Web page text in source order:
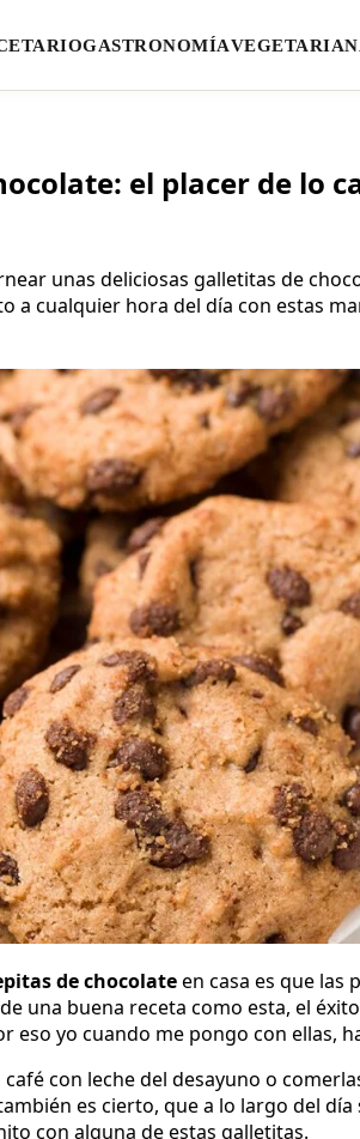
GASTRONOMÍA
el placer de lo
unas deliciosas galletitas de
a cualquier hora del día con estas
de chocolateen casa es que las
una buena receta como esta, el
eso yo cuando me pongo con ellas,
con leche del desayuno o
es cierto, que a lo largo del
con alguna de estas galletitas.